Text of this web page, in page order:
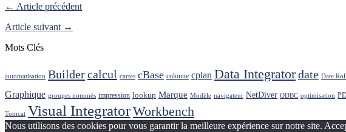
← Article précédent
Article suivant →
Mots Clés
automatisation Buildercalcul cartes cBase colonne cplan Data Integratordate Date
Graphique groupes nommés impression lookup Marque Modèle navigateur NetDiver ODBC optimisation
Tomcat Visual IntegratorWorkbench
Nous utilisons des cookies pour vous garantir la meilleure expérience sur notre site.